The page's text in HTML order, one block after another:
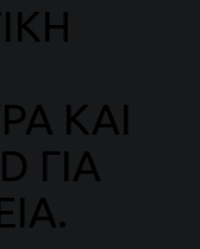
ΚΑΙ
ΓΙΑ